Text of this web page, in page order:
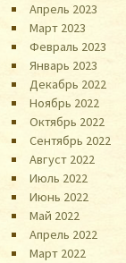
Апрель 2023
Март 2023
Февраль 2023
Январь 2023
Декабрь 2022
Ноябрь 2022
Октябрь 2022
Сентябрь 2022
Август 2022
Июль 2022
Июнь 2022
Май 2022
Апрель 2022
Март 2022